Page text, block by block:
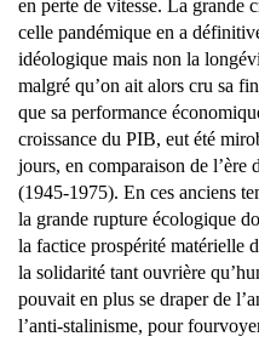
en perte de vitesse. La grande
celle pandémique en a
idéologique mais non la
malgré qu’on ait alors cru sa
que sa performance
croissance du PIB, eut été
jours, en comparaison de l’ère
(1945-1975). En ces anciens
la grande rupture écologique
la factice prospérité matérielle
la solidarité tant ouvrière
pouvait en plus se draper de
l’anti-stalinisme, pour